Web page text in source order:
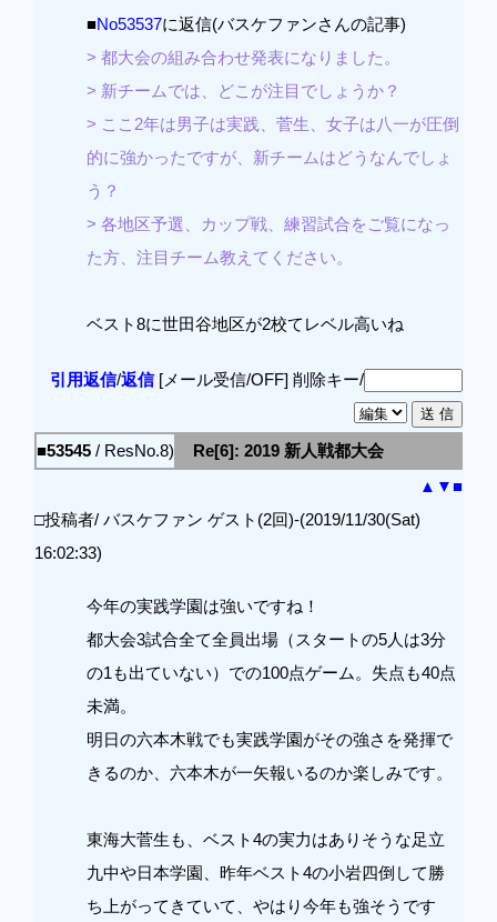
■No53537に返信(バスケファンさんの記事)
> 都大会の組み合わせ発表になりました。
> 新チームでは、どこが注目でしょうか？
> ここ2年は男子は実践、菅生、女子は八一が圧倒
的に強かったですが、新チームはどうなんでしょ
う？
> 各地区予選、カップ戦、練習試合をご覧になっ
た方、注目チーム教えてください。
ベスト8に世田谷地区が2校てレベル高いね
引用返信/返信[メール受信/OFF] 削除キー/
■53545 / ResNo.8)
Re[6]: 2019 新人戦都大会
▲ ▼■
□投稿者/ バスケファン ゲスト(2回)-(2019/11/30(Sat)
16:02:33)
今年の実践学園は強いですね！
都大会3試合全て全員出場（スタートの5人は3分
の1も出ていない）での100点ゲーム。失点も40点
未満。
明日の六本木戦でも実践学園がその強さを発揮で
きるのか、六本木が一矢報いるのか楽しみです。
東海大菅生も、ベスト4の実力はありそうな足立
九中や日本学園、昨年ベスト4の小岩四倒して勝
ち上がってきていて、やはり今年も強そうです